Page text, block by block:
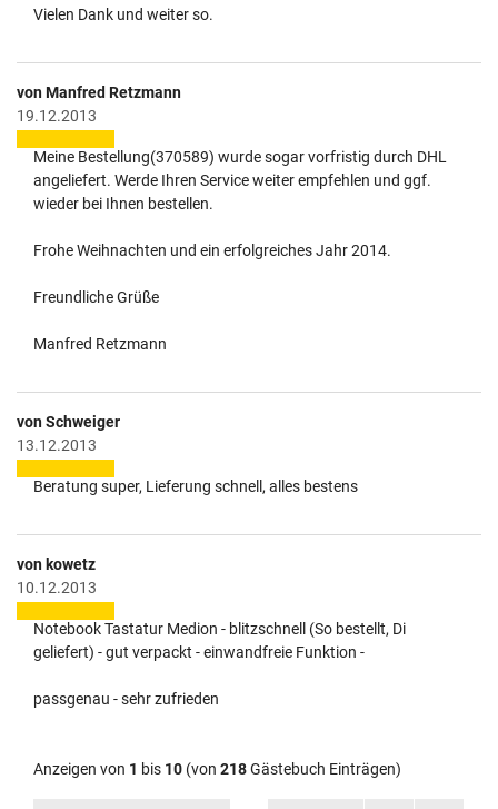
Vielen Dank und weiter so.
von Manfred Retzmann
19.12.2013
Meine Bestellung(370589) wurde sogar vorfristig durch DHL
angeliefert. Werde Ihren Service weiter empfehlen und ggf.
wieder bei Ihnen bestellen.
Frohe Weihnachten und ein erfolgreiches Jahr 2014.
Freundliche Grüße
Manfred Retzmann
von Schweiger
13.12.2013
Beratung super, Lieferung schnell, alles bestens
von kowetz
10.12.2013
Notebook Tastatur Medion - blitzschnell (So bestellt, Di
geliefert) - gut verpackt - einwandfreie Funktion -
passgenau - sehr zufrieden
Anzeigen von 1 bis 10 (von 218Gästebuch Einträgen)